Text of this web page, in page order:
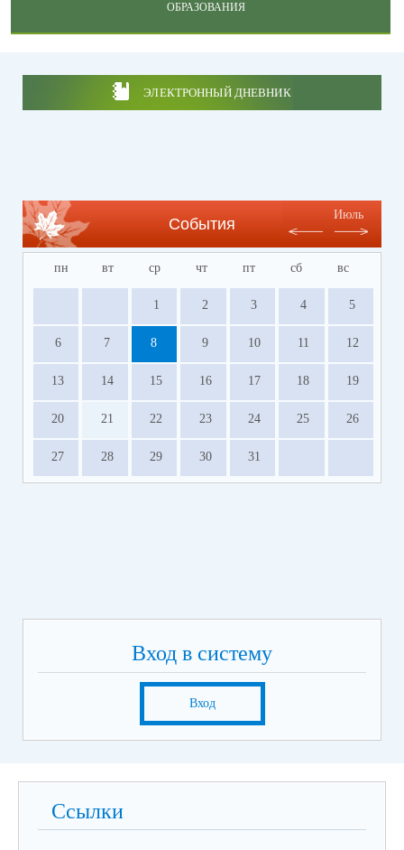
ОБРАЗОВАНИЯ
ЭЛЕКТРОННЫЙ ДНЕВНИК
События
Июль
пн вт ср чт пт сб вс
1 2 3 4 5
6 7 8 9 10 11 12
13 14 15 16 17 18 19
20 21 22 23 24 25 26
27 28 29 30 31
Вход в систему
Вход
Ссылки